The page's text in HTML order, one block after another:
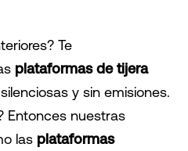
Te
plataformas de tijera
y sin emisiones.
Entonces nuestras
las plataformas